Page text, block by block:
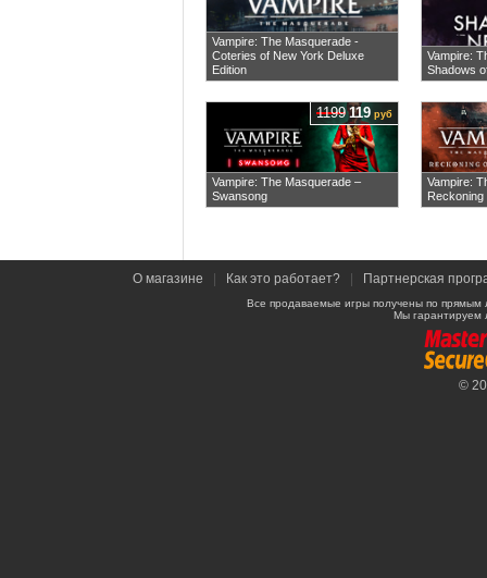
Vampire: The Masquerade -
Coteries of New York Deluxe
Edition
Vampire:
Shadows
Vampire: The Masquerade –
Swansong
1199 119 руб
Vampire:
О магазине Как это работает? Партнерская
Все продаваемые игры получены по
Мы гарантируем
©